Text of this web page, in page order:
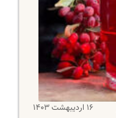
۱۶ اردیبهشت ۱۴۰۳